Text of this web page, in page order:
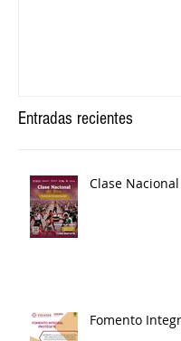
Entradas recientes
Clase
Fomento